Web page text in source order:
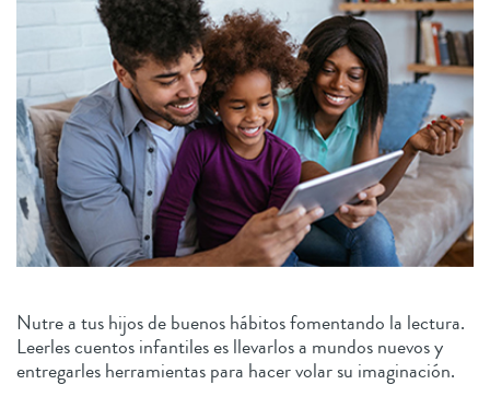
Nutre a tus hijos de buenos hábitos fomentando la lectura.
Leerles cuentos infantiles es llevarlos a mundos nuevos y
entregarles herramientas para hacer volar su imaginación.